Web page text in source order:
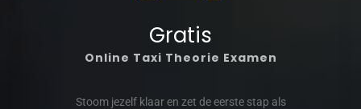
Gratis
Online Taxi Theorie Examen
Stoom jezelf klaar en zet de eerste stap als